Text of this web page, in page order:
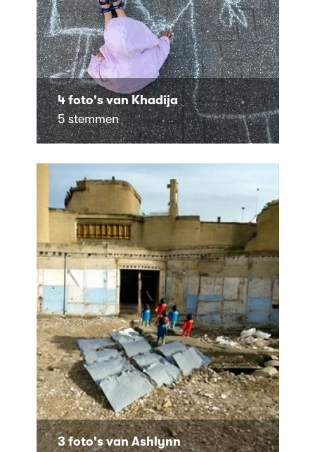
4 foto's van Khadija
5 stemmen
3 foto's van Ashlynn